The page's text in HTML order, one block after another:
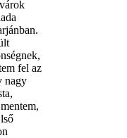
fel az
nagy